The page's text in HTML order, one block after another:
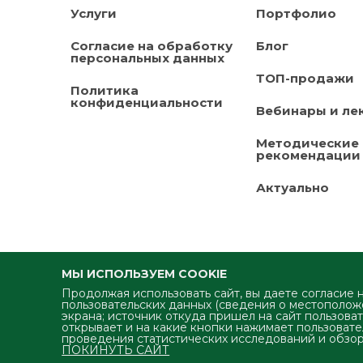
Услуги
Согласие на обработку
персональных данных
Политика
конфиденциальности
Портфолио
Блог
ТОП-продажи
Вебинары и
Методические
рекомендации
Актуально
Успешное продвижение
наша работа
МЫ ИСПОЛЬЗУЕМ COOKIE
Продолжая использовать сайт, вы даете согласие
пользовательских данных (сведения о
экрана; источник откуда пришел на сайт
открывает и на какие кнопки нажимает
проведения статистических исследований и
ПОКИНУТЬ САЙТ